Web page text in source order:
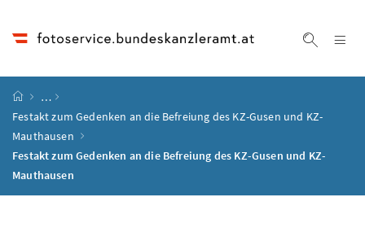
Startseite
…
Festakt zum Gedenken an die Befreiung des KZ-Gusen und KZ-
Mauthausen
Festakt zum Gedenken an die Befreiung des KZ-Gusen und KZ-
Mauthausen